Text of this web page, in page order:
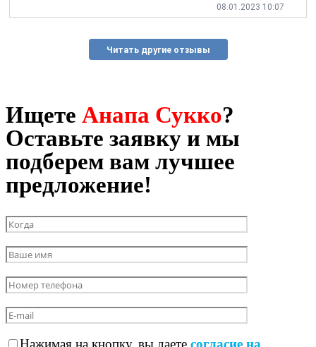
08.01.2023 10:07
Читать другие отзывы
Ищете Анапа Сукко?
Оставьте заявку и мы
подберем вам лучшее
предложение!
Нажимая на кнопку, вы даете согласие на